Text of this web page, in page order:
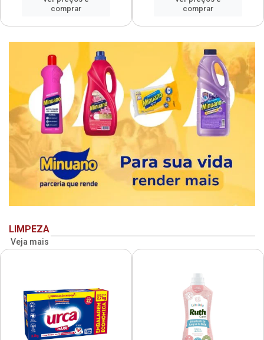
comprar
comprar
LIMPEZA
Veja mais